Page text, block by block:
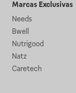
Marcas Exclusivas
Needs
Bwell
Nutrigood
Natz
Caretech